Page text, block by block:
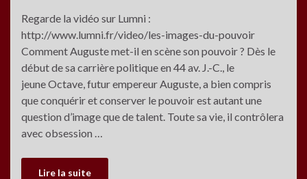
Regarde la vidéo sur Lumni :
http://www.lumni.fr/video/les-images-du-pouvoir
Comment Auguste met-il en scène son pouvoir ? Dès le
début de sa carrière politique en 44 av. J.-C., le
jeune Octave, futur empereur Auguste, a bien compris
que conquérir et conserver le pouvoir est autant une
question d’image que de talent. Toute sa vie, il contrôlera
avec obsession …
Lire la suite